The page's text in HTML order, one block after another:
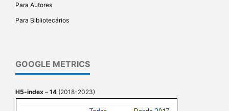
Para Autores
Para Bibliotecários
GOOGLE METRICS
H5-index – 14 (2018-2023)